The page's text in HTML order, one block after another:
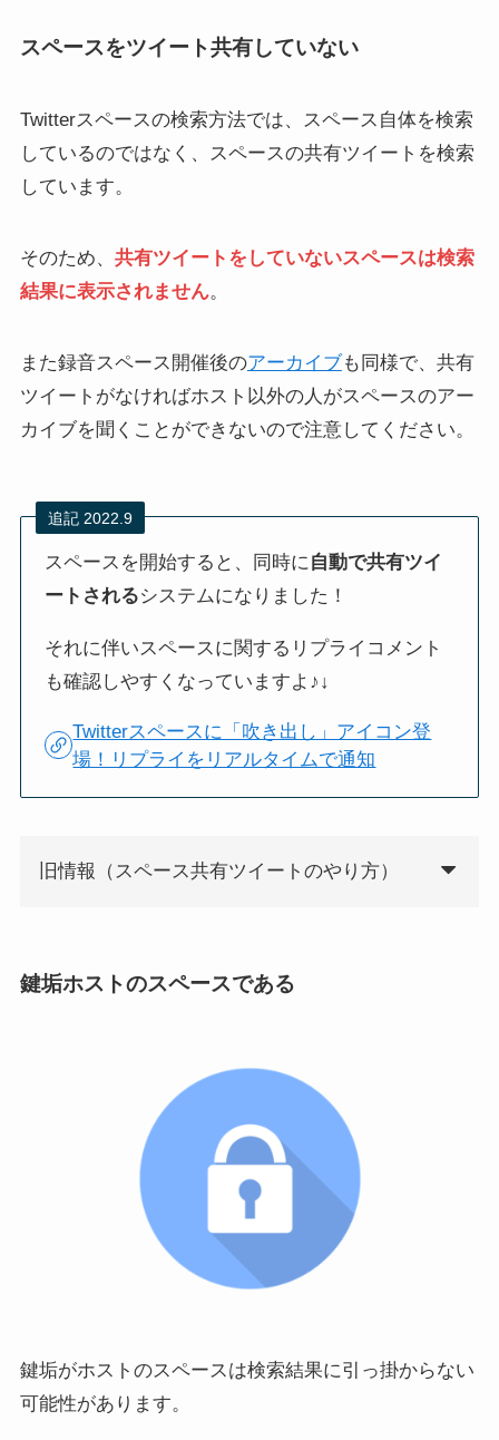
ツイート画像が表示されな
い！センシティブ解除して
ダウンロードサイト8選
[iPhone/Android/PC]
X(Twitter)スペースのサウン
X(Twitter)に投稿した画像を
い方法
X(Twitter)スペース聞くだけ
ルールや注意点を解説
方法[iPhone/Android]
条件、ツイート公開範囲な
スペースをツイート共有していない
Twitterスペースの検索方法では、スペース自体を検索
しているのではなく、スペースの共有ツイートを検索
しています。
そのため、 共有ツイートをしていないスペースは検索
結果に表示されません。
また録音スペース開催後のアーカイブ も同様で、共有
ツイートがなければホスト以外の人がスペースのアー
カイブを聞くことができないので注意してください。
追記 2022.9
スペースを開始すると、同時に 自動で共有ツイ
ートされるシステムになりました！
それに伴いスペースに関するリプライコメント
も確認しやすくなっていますよ♪↓
Twitterスペースに「吹き出し」アイコン登
場！リプライをリアルタイムで通知
旧情報（スペース共有ツイートのやり方）
鍵垢ホストのスペースである
鍵垢がホストのスペースは検索結果に引っ掛からない
可能性があります。